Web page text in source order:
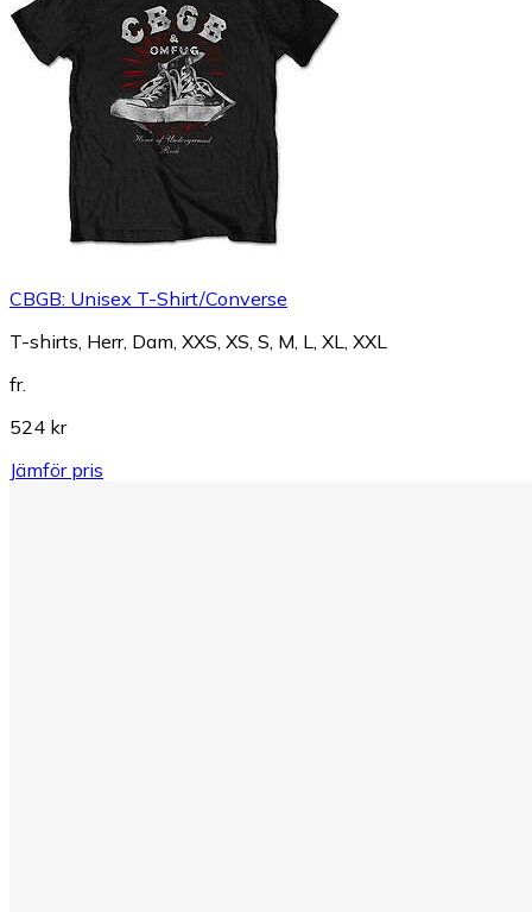
CBGB: Unisex T-Shirt/Converse
T-shirts, Herr, Dam, XXS, XS, S, M, L, XL, XXL
fr.
524 kr
Jämför pris